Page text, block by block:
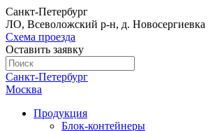
Санкт-Петербург
ЛО, Всеволожский р-н, д. Новосергиевка
Схема проезда
Оставить заявку
Санкт-Петербург
Москва
Продукция
Блок-контейнеры